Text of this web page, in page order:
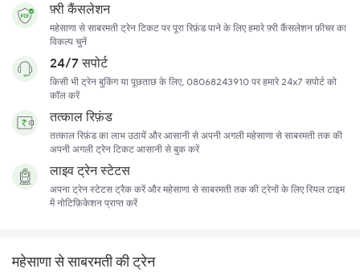
फ़्री कैंसलेशन
महेसाणा से साबरमती ट्रेन टिकट पर पूरा रिफ़ंड पाने के लिए हमारे फ़्री कैंसलेशन फ़ीचर का
विकल्प चुनें
24/7 सपोर्ट
किसी भी ट्रेन बुकिंग या पूछताछ के लिए, 08068243910 पर हमारे 24x7 सपोर्ट को
कॉल करें
तत्काल रिफ़ंड
तत्काल रिफ़ंड का लाभ उठायें और आसानी से अपनी अगली महेसाणा से साबरमती तक की
अपनी अगली ट्रेन टिकट आसानी से बुक करें
लाइव ट्रेन स्टेटस
अपना ट्रेन स्टेटस ट्रैक करें और महेसाणा से साबरमती तक की ट्रेनों के लिए रियल टाइम
में नोटिफ़िकेशन प्राप्त करें
महेसाणा से साबरमती की ट्रेन